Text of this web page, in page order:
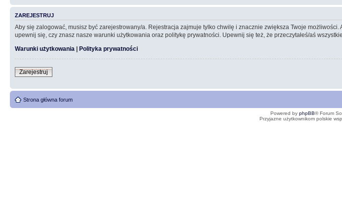
ZAREJESTRUJ
Aby się zalogować, musisz być zarejestrowany/a. Rejestracja zajmuje tylko chwilę i znacznie zwiększa Twoje
upewnij się, czy znasz nasze warunki użytkowania oraz politykę prywatności. Upewnij się też, że przeczytałeś/aś
Warunki użytkowania | Polityka prywatności
Zarejestruj
Strona główna forum
Powered by phpBB® Forum
Przyjazne użytkownikom polskie